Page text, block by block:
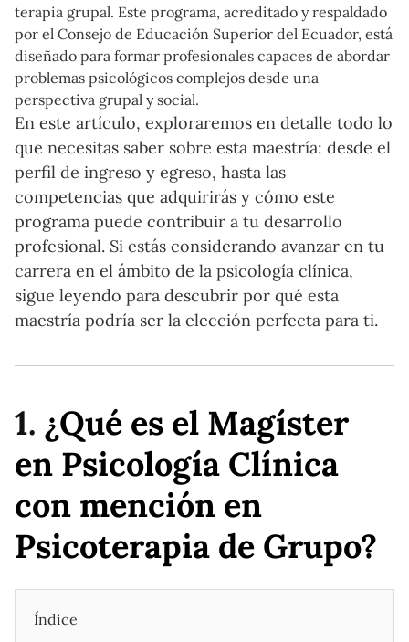
terapia grupal. Este programa, acreditado y respaldado
por el Consejo de Educación Superior del Ecuador, está
diseñado para formar profesionales capaces de abordar
problemas psicológicos complejos desde una
perspectiva grupal y social.
En este artículo, exploraremos en detalle todo lo
que necesitas saber sobre esta maestría: desde el
perfil de ingreso y egreso, hasta las
competencias que adquirirás y cómo este
programa puede contribuir a tu desarrollo
profesional. Si estás considerando avanzar en tu
carrera en el ámbito de la psicología clínica,
sigue leyendo para descubrir por qué esta
maestría podría ser la elección perfecta para ti.
1. ¿Qué es el Magíster
en Psicología Clínica
con mención en
Psicoterapia de Grupo?
Índice